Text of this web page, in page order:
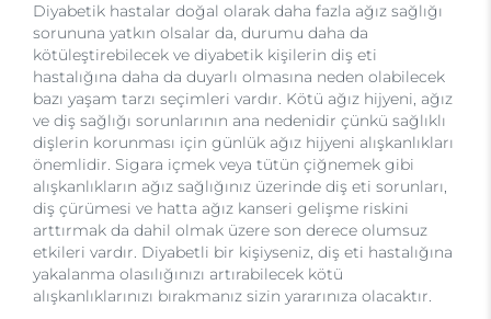
Diyabetik hastalar doğal olarak daha fazla ağız sağlığı
sorununa yatkın olsalar da, durumu daha da
kötüleştirebilecek ve diyabetik kişilerin diş eti
hastalığına daha da duyarlı olmasına neden olabilecek
bazı yaşam tarzı seçimleri vardır. Kötü ağız hijyeni, ağız
ve diş sağlığı sorunlarının ana nedenidir çünkü sağlıklı
dişlerin korunması için günlük ağız hijyeni alışkanlıkları
önemlidir. Sigara içmek veya tütün çiğnemek gibi
alışkanlıkların ağız sağlığınız üzerinde diş eti sorunları,
diş çürümesi ve hatta ağız kanseri gelişme riskini
arttırmak da dahil olmak üzere son derece olumsuz
etkileri vardır. Diyabetli bir kişiyseniz, diş eti hastalığına
yakalanma olasılığınızı artırabilecek kötü
alışkanlıklarınızı bırakmanız sizin yararınıza olacaktır.